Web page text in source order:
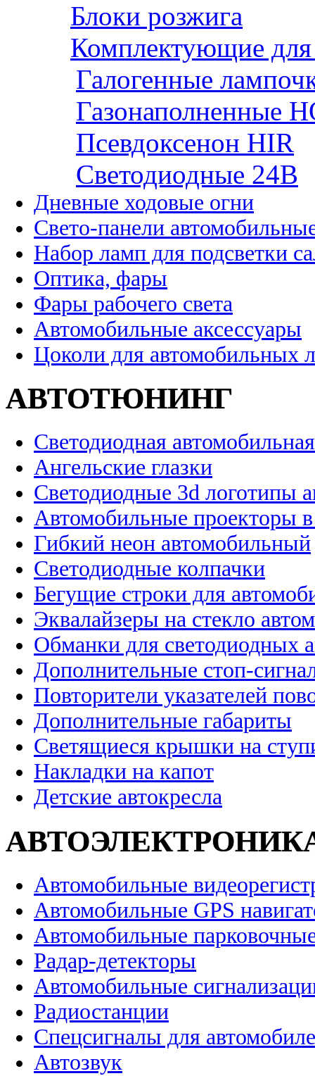
Блоки розжига
Комплектующие для
Галогенные
Газонаполненные
Псевдоксенон HIR
Cветодиодные 24B
Дневные ходовые огни
Свето-панели
Набор ламп для подсветки
Оптика, фары
Фары рабочего света
Автомобильные аксессуары
Цоколи для автомобильных
АВТОТЮНИНГ
Светодиодная
Ангельские глазки
Светодиодные 3d логотипы
Автомобильные проекторы
Гибкий неон автомобильный
Светодиодные колпачки
Бегущие строки для
Эквалайзеры на стекло
Обманки для светодиодных
Дополнительные стоп-
Повторители указателей
Дополнительные габариты
Светящиеся крышки на
Накладки на капот
Детские автокресла
Автомобильные
Автомобильные GPS
Автомобильные
Радар-детекторы
Автомобильные
Радиостанции
Спецсигналы для
Автозвук